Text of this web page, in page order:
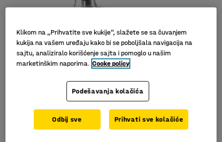
Klikom na „Prihvatite sve kukije“, slažete se sa čuvanjem
kukija na vašem uređaju kako bi se poboljšala navigacija na
sajtu, analiziralo korišćenje sajta i pomoglo u našim
marketinškim naporima. Cooke policy
Podešavanja kolačića
Odbij sve Prihvati sve kolačiće